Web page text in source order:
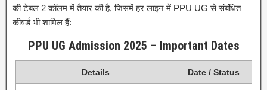
की टेबल 2 कॉलम में तैयार की है, जिसमें हर लाइन में PPU UG से संबंधित
कीवर्ड भी शामिल हैं:
PPU UG Admission 2025 – Important Dates
Details Date / Status